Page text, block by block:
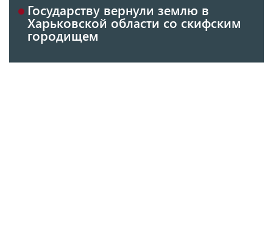
Государству вернули землю в
Харьковской области со скифским
городищем